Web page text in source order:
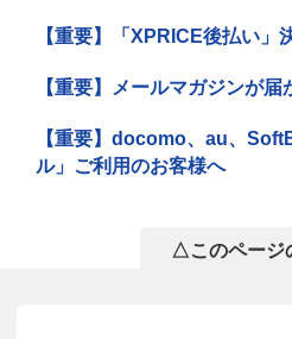
【重要】「XPRICE後払い」
【重要】メールマガジンが
【重要】docomo、au、
ル」ご利用のお客様へ
△このページ